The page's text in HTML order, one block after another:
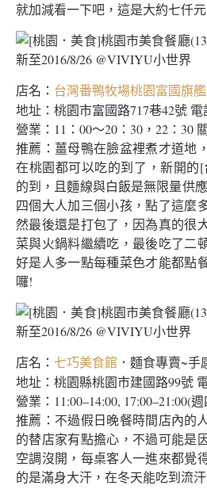
就加減看一下吧，這是大約七仟元
店名： 台灣番鴨牧場桃園富國旗
地址：桃園市富國路717巷42號 電
營業：11：00〜20：30，22：30
推薦：薑母鴨在臉盆裡煮才道地
在桃園都可以吃的到了，新開的
的到，且麵線與白飯是無限量供
四個大人加三個小孩，點了這麼
然最後還是打包了，因為真的很
菜與火鍋料繼續吃，最後吃了二
好是人多一點每種菜色才能都點
囉!
店名： 七巧美食館 ．麵食專賣~
地址：桃園縣桃園市建國路99號
營業：11:00–14:00, 17:00–21:00(
推薦：不過假日晚餐時間店內的
的替店家有點擔心，不過可能是
空調沒開，每桌客人一進來都覺
的是滿身大汗，在冬天能吃到流